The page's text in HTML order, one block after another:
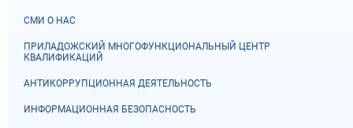
СМИ О НАС
ПРИЛАДОЖСКИЙ МНОГОФУНКЦИОНАЛЬНЫЙ ЦЕНТР
КВАЛИФИКАЦИЙ
АНТИКОРРУПЦИОННАЯ ДЕЯТЕЛЬНОСТЬ
ИНФОРМАЦИОННАЯ БЕЗОПАСНОСТЬ